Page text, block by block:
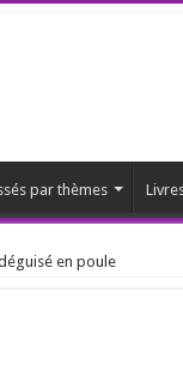
par thèmes
en poule